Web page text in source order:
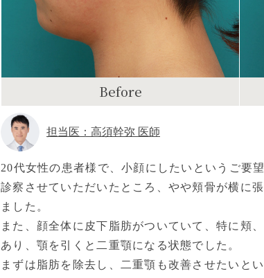
Before
担当医：高須幹弥 医師
20代女性の患者様で、小顔にしたいというご要
診察させていただいたところ、やや頬骨が横に
ました。
また、顔全体に皮下脂肪がついていて、特に頬
あり、顎を引くと二重顎になる状態でした。
まずは脂肪を除去し、二重顎も改善させたいと